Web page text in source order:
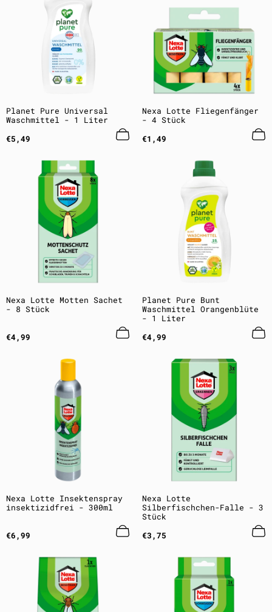
Planet Pure Universal
Waschmittel - 1 Liter
Regulärer
Preis
€5,49
Nexa Lotte Fliegenfänger
- 4 Stück
Regulärer
Preis
€1,49
Nexa Lotte Motten Sachet
- 8 Stück
Regulärer
Preis
€4,99
Planet Pure Bunt
Waschmittel Orangenblüte
- 1 Liter
Regulärer
Preis
€4,99
Nexa Lotte Insektenspray
insektizidfrei - 300ml
Regulärer
Preis
€6,99
Nexa Lotte
Silberfischchen-Falle - 3
Stück
Regulärer
Preis
€3,75